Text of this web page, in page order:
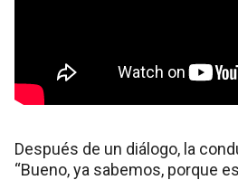
Después de un diálogo, la
“Bueno, ya sabemos, porque